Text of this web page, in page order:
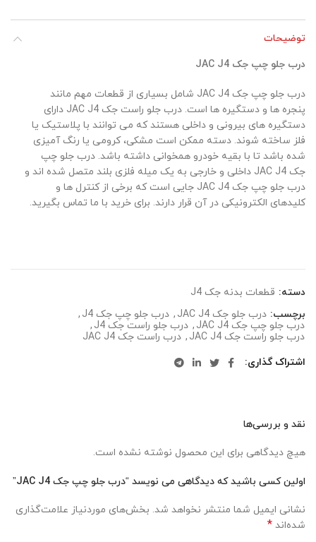
توضیحات
درب جلو چپ جک JAC J4
درب جلو چپ جک JAC J4 شامل بسیاری از قطعات مهم مانند
پنجره ها و دستگیره ها است. درب جلو راست جک JAC J4 دارای
دستگیره های بیرونی و داخلی هستند که می توانند با پلاستیک یا
فلز ساخته شوند. دسته ممکن است مشکی، کرومی یا رنگ آمیزی
شده باشد تا با بقیه خودرو همخوانی داشته باشد. درب جلو چپ
جک JAC J4 داخلی و خارجی به یک میله فلزی بلند متصل شده اند و
درب جلو چپ جک JAC J4 جایی است که برخی از کنترل ها و
کلیدهای الکترونیکی در آن قرار دارند. برای خرید با ما تماس بگیرید.
دسته: قطعات بدنه جک J4
برچسب: درب جلو جک JAC J4 , درب جلو چپ جک J4
,
درب جلو چپ جک JAC J4
, درب جلو راست جک J4
,
درب جلو راست جک JAC J4
, درب راست جک JAC J4
اشتراک گذاری
نقد و بررسی‌ها
هیچ دیدگاهی برای این محصول نوشته نشده است.
اولین کسی باشید که دیدگاهی می نویسد “درب جلو چپ جک JAC J4”
نشانی ایمیل شما منتشر نخواهد شد. بخش‌های موردنیاز علامت‌گذاری
شده‌اند *